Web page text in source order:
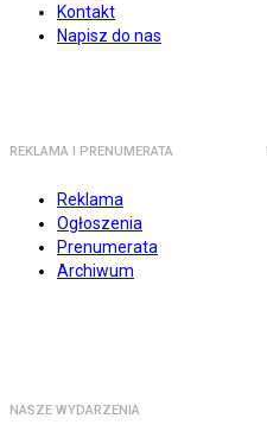
Kontakt
Napisz do nas
REKLAMA I PRENUMERATA
Reklama
Ogłoszenia
Prenumerata
Archiwum
NASZE WYDARZENIA